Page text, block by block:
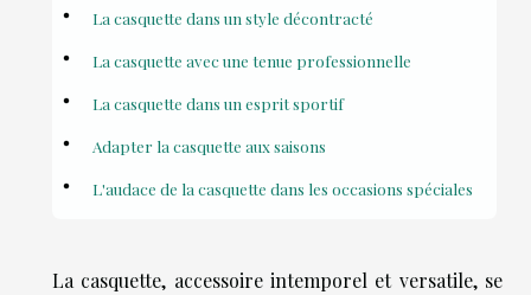
La casquette dans un style décontracté
La casquette avec une tenue professionnelle
La casquette dans un esprit sportif
Adapter la casquette aux saisons
L'audace de la casquette dans les occasions spéciales
La casquette, accessoire intemporel et versatile, se